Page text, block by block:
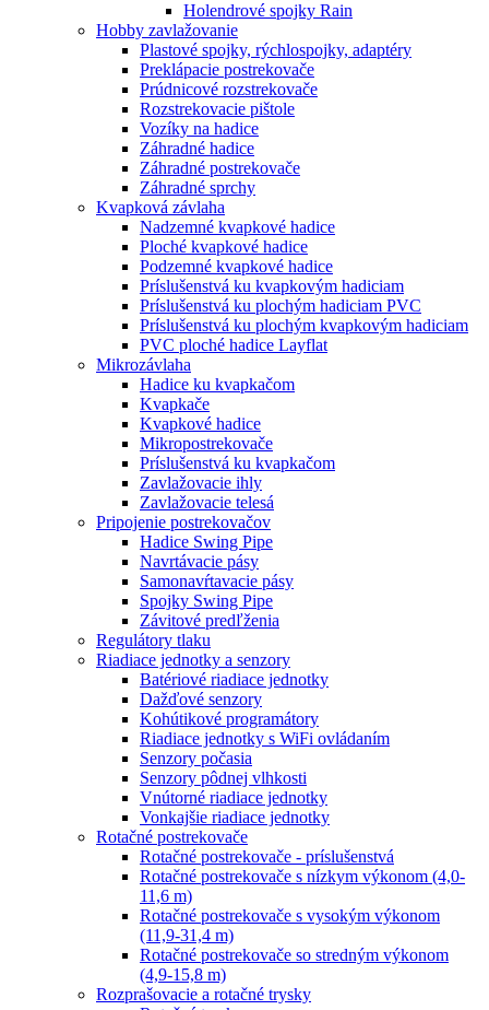
Holendrové spojky Rain
Hobby zavlažovanie
Plastové spojky, rýchlospojky, adaptéry
Preklápacie postrekovače
Prúdnicové rozstrekovače
Rozstrekovacie pištole
Vozíky na hadice
Záhradné hadice
Záhradné postrekovače
Záhradné sprchy
Kvapková závlaha
Nadzemné kvapkové hadice
Ploché kvapkové hadice
Podzemné kvapkové hadice
Príslušenstvá ku kvapkovým hadiciam
Príslušenstvá ku plochým hadiciam PVC
Príslušenstvá ku plochým kvapkovým hadiciam
PVC ploché hadice Layflat
Mikrozávlaha
Hadice ku kvapkačom
Kvapkače
Kvapkové hadice
Mikropostrekovače
Príslušenstvá ku kvapkačom
Zavlažovacie ihly
Zavlažovacie telesá
Pripojenie postrekovačov
Hadice Swing Pipe
Navrtávacie pásy
Samonavŕtavacie pásy
Spojky Swing Pipe
Závitové predľženia
Regulátory tlaku
Riadiace jednotky a senzory
Batériové riadiace jednotky
Dažďové senzory
Kohútikové programátory
Riadiace jednotky s WiFi ovládaním
Senzory počasia
Senzory pôdnej vlhkosti
Vnútorné riadiace jednotky
Vonkajšie riadiace jednotky
Rotačné postrekovače
Rotačné postrekovače - príslušenstvá
Rotačné postrekovače s nízkym výkonom (4,0-
11,6 m)
Rotačné postrekovače s vysokým výkonom
(11,9-31,4 m)
Rotačné postrekovače so stredným výkonom
(4,9-15,8 m)
Rozprašovacie a rotačné trysky